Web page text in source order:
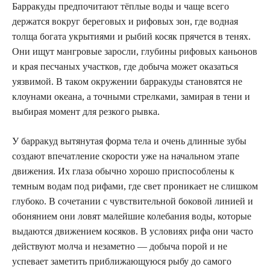
Барракуды предпочитают тёплые воды и чаще всего
держатся вокруг береговых и рифовых зон, где водная
толща богата укрытиями и рыбий косяк прячется в тенях.
Они ищут мангровые заросли, глубины рифовых каньонов
и края песчаных участков, где добыча может оказаться
уязвимой. В таком окружении барракуды становятся не
клоунами океана, а точными стрелками, замирая в тени и
выбирая момент для резкого рывка.
У барракуд вытянутая форма тела и очень длинные зубы
создают впечатление скорости уже на начальном этапе
движения. Их глаза обычно хорошо приспособлены к
темным водам под рифами, где свет проникает не слишком
глубоко. В сочетании с чувствительной боковой линией и
обонянием они ловят малейшие колебания воды, которые
выдаются движением косяков. В условиях рифа они часто
действуют молча и незаметно — добыча порой и не
успевает заметить приближающуюся рыбу до самого